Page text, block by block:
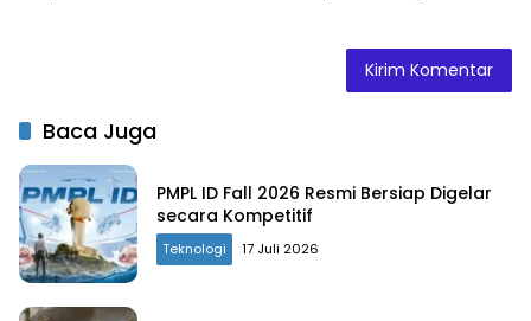
Baca Juga
PMPL ID Fall 2026 Resmi Bersiap Digelar
secara Kompetitif
Teknologi 17 Juli 2026